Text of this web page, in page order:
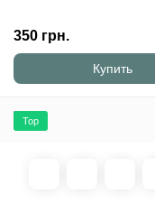
350 грн.
Купить
Top